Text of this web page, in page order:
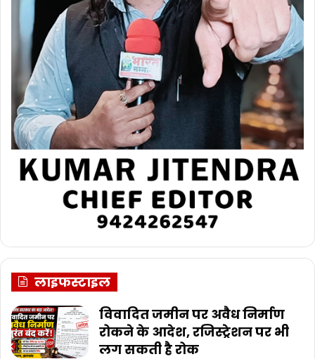
लाइफस्टाइल
विवादित जमीन पर अवैध निर्माण
रोकने के आदेश, रजिस्ट्रेशन पर भी
लग सकती है रोक